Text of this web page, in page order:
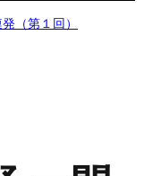
（第１回）